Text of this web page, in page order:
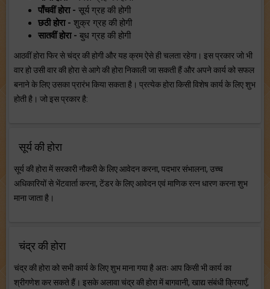
पाँचवीं होरा - सूर्य ग्रह की होगी
छठी होरा - शुक्र ग्रह की होगी
सातवीं होरा - बुध ग्रह की होगी
आठवीं होरा फिर से चंद्र की होगी और यह क्रम ऐसे ही चलता रहेगा। इस प्रकार जो भी
वार हो उसी वार की होरा से आगे की होरा निकाली जा सकती हैं और अपने कार्य को सफल
बनाने के लिए उसका प्रारंभ किया सकता है। प्रत्येक होरा किसी विशेष कार्य के लिए शुभ
होती है। जो इस प्रकार है:
सूर्य की होरा
सूर्य की होरा में सरकारी नौकरी के लिए आवेदन करना, पदभार संभालना, उच्च
अधिकारियों से भेंटवार्ता करना, टेंडर के लिए आवेदन एवं माणिक रत्न धारण करना शुभ
माना जाता है।
चंद्र की होरा
चंद्र की होरा को सभी कार्य के लिए शुभ माना गया है अतः आप किसी भी कार्य का
श्रीगणेश कर सकते हैं। इसके अलावा चंद्र की होरा में बागवानी, खाद्य संबंधी क्रियाएँ,